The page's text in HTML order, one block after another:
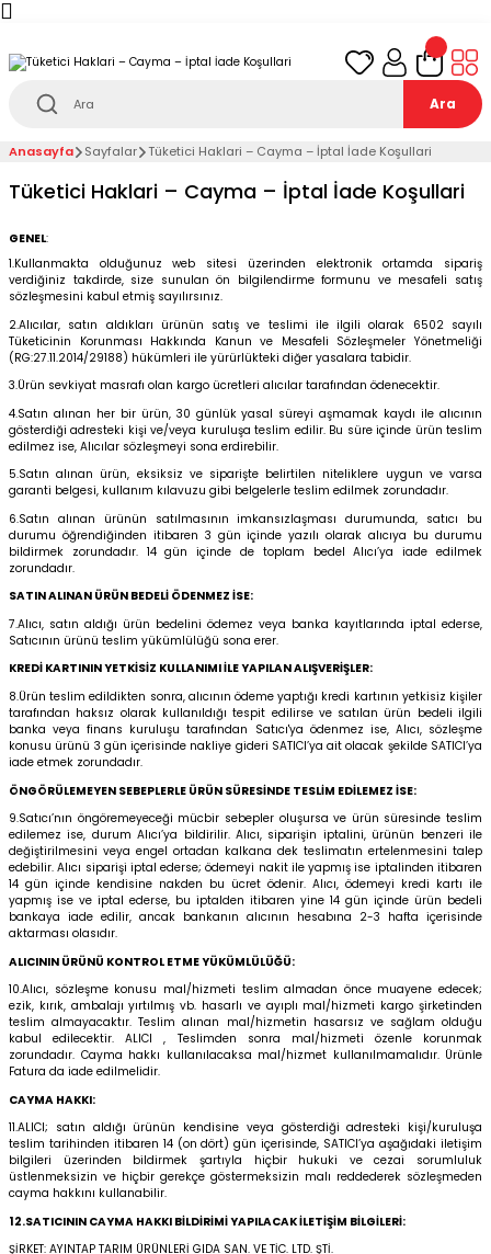
teslimat!
Ara
Anasayfa Sayfalar Tüketici Haklari – Cayma – İptal İade Koşullari
Tüketici Haklari – Cayma – İptal İade Koşullari
GENEL:
1.Kullanmakta olduğunuz web sitesi üzerinden elektronik ortamda sipariş
verdiğiniz takdirde, size sunulan ön bilgilendirme formunu ve mesafeli satış
sözleşmesini kabul etmiş sayılırsınız.
2.Alıcılar, satın aldıkları ürünün satış ve teslimi ile ilgili olarak 6502 sayılı
Tüketicinin Korunması Hakkında Kanun ve Mesafeli Sözleşmeler Yönetmeliği
(RG:27.11.2014/29188) hükümleri ile yürürlükteki diğer yasalara tabidir.
3.Ürün sevkiyat masrafı olan kargo ücretleri alıcılar tarafından ödenecektir.
4.Satın alınan her bir ürün, 30 günlük yasal süreyi aşmamak kaydı ile alıcının
gösterdiği adresteki kişi ve/veya kuruluşa teslim edilir. Bu süre içinde ürün teslim
edilmez ise, Alıcılar sözleşmeyi sona erdirebilir.
5.Satın alınan ürün, eksiksiz ve siparişte belirtilen niteliklere uygun ve varsa
garanti belgesi, kullanım kılavuzu gibi belgelerle teslim edilmek zorundadır.
6.Satın alınan ürünün satılmasının imkansızlaşması durumunda, satıcı bu
durumu öğrendiğinden itibaren 3 gün içinde yazılı olarak alıcıya bu durumu
bildirmek zorundadır. 14 gün içinde de toplam bedel Alıcı’ya iade edilmek
zorundadır.
SATIN ALINAN ÜRÜN BEDELİ ÖDENMEZ İSE:
7.Alıcı, satın aldığı ürün bedelini ödemez veya banka kayıtlarında iptal ederse,
Satıcının ürünü teslim yükümlülüğü sona erer.
KREDİ KARTININ YETKİSİZ KULLANIMI İLE YAPILAN ALIŞVERİŞLER:
8.Ürün teslim edildikten sonra, alıcının ödeme yaptığı kredi kartının yetkisiz kişiler
tarafından haksız olarak kullanıldığı tespit edilirse ve satılan ürün bedeli ilgili
banka veya finans kuruluşu tarafından Satıcı'ya ödenmez ise, Alıcı, sözleşme
konusu ürünü 3 gün içerisinde nakliye gideri SATICI’ya ait olacak şekilde SATICI’ya
iade etmek zorundadır.
ÖNGÖRÜLEMEYEN SEBEPLERLE ÜRÜN SÜRESİNDE TESLİM EDİLEMEZ İSE:
9.Satıcı’nın öngöremeyeceği mücbir sebepler oluşursa ve ürün süresinde teslim
edilemez ise, durum Alıcı’ya bildirilir. Alıcı, siparişin iptalini, ürünün benzeri ile
değiştirilmesini veya engel ortadan kalkana dek teslimatın ertelenmesini talep
edebilir. Alıcı siparişi iptal ederse; ödemeyi nakit ile yapmış ise iptalinden itibaren
14 gün içinde kendisine nakden bu ücret ödenir. Alıcı, ödemeyi kredi kartı ile
yapmış ise ve iptal ederse, bu iptalden itibaren yine 14 gün içinde ürün bedeli
bankaya iade edilir, ancak bankanın alıcının hesabına 2-3 hafta içerisinde
aktarması olasıdır.
ALICININ ÜRÜNÜ KONTROL ETME YÜKÜMLÜLÜĞÜ:
10.Alıcı, sözleşme konusu mal/hizmeti teslim almadan önce muayene edecek;
ezik, kırık, ambalajı yırtılmış vb. hasarlı ve ayıplı mal/hizmeti kargo şirketinden
teslim almayacaktır. Teslim alınan mal/hizmetin hasarsız ve sağlam olduğu
kabul edilecektir. ALICI , Teslimden sonra mal/hizmeti özenle korunmak
zorundadır. Cayma hakkı kullanılacaksa mal/hizmet kullanılmamalıdır. Ürünle
Fatura da iade edilmelidir.
CAYMA HAKKI:
11.ALICI; satın aldığı ürünün kendisine veya gösterdiği adresteki kişi/kuruluşa
teslim tarihinden itibaren 14 (on dört) gün içerisinde, SATICI’ya aşağıdaki iletişim
bilgileri üzerinden bildirmek şartıyla hiçbir hukuki ve cezai sorumluluk
üstlenmeksizin ve hiçbir gerekçe göstermeksizin malı reddederek sözleşmeden
cayma hakkını kullanabilir.
12.SATICININ CAYMA HAKKI BİLDİRİMİ YAPILACAK İLETİŞİM BİLGİLERİ:
ŞİRKET: AYINTAP TARIM ÜRÜNLERİ GIDA SAN. VE TİC. LTD. ŞTİ.